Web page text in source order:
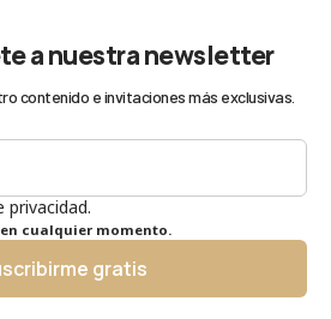
a nuestra newsletter
contenido e invitaciones más exclusivas.
privacidad.
cualquier momento.
gratis